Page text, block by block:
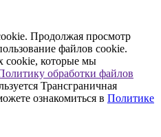
Продолжая просмотр
файлов cookie.
cookie, которые мы
обработки файлов
Трансграничная
ознакомиться в Политике